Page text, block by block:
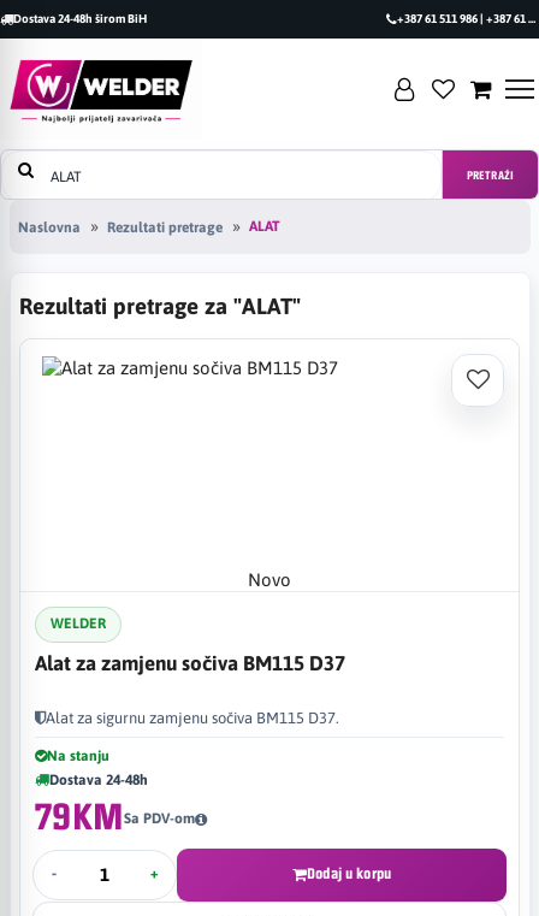
Dostava 24-48h širom BiH +387 61 511 986 | +387 61 493 470
PRETRAŽI
Naslovna Rezultati pretrage ALAT
Rezultati pretrage za "ALAT"
Novo
WELDER
Alat za zamjenu sočiva BM115 D37
Alat za sigurnu zamjenu sočiva BM115 D37.
Na stanju
Dostava 24-48h
79KMSa PDV-om
- + Dodaj u korpu